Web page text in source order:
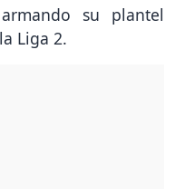
su plantel
Liga 2.